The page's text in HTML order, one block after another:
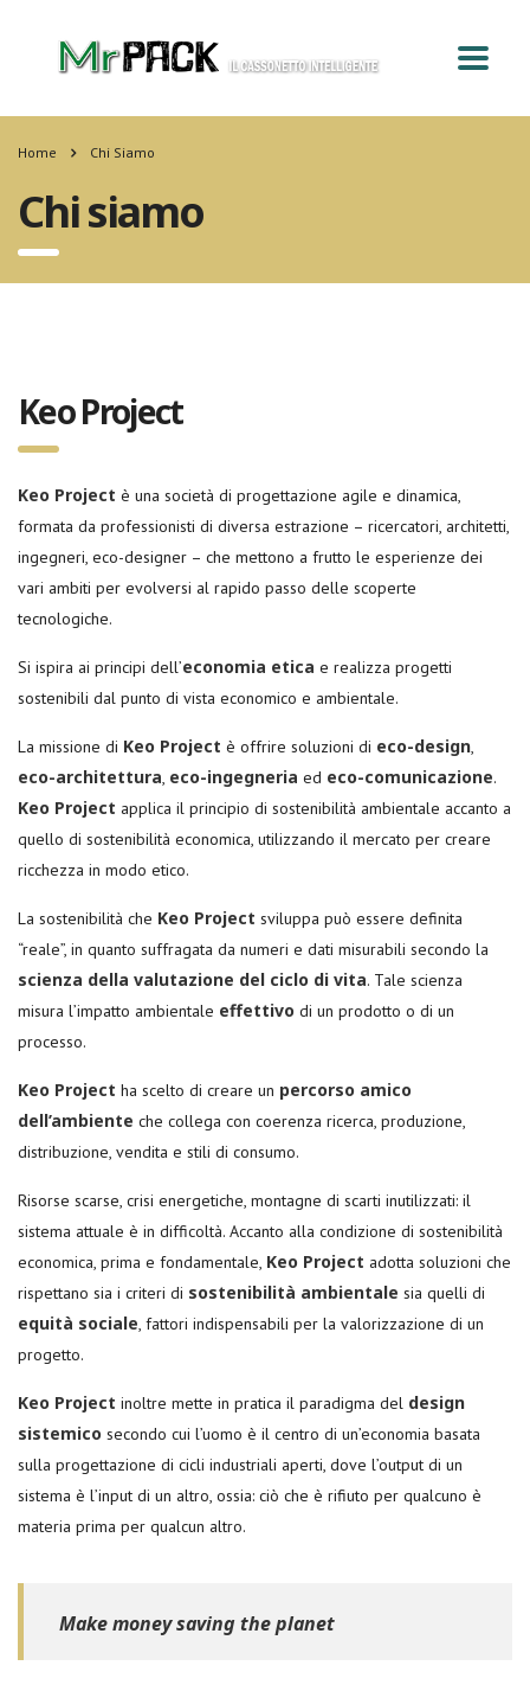
Home Chi Siamo
Chi siamo
Keo Project
Keo Project è una società di progettazione agile e dinamica,
formata da professionisti di diversa estrazione – ricercatori, architetti,
ingegneri, eco-designer – che mettono a frutto le esperienze dei
vari ambiti per evolversi al rapido passo delle scoperte
tecnologiche.
Si ispira ai principi dell’economia etica e realizza progetti
sostenibili dal punto di vista economico e ambientale.
La missione di Keo Project è offrire soluzioni di eco-design
eco-architettura eco-ingegneria ed eco-comunicazione.
Keo Project applica il principio di sostenibilità ambientale accanto a
quello di sostenibilità economica, utilizzando il mercato per creare
ricchezza in modo etico.
La sostenibilità che Keo Project sviluppa può essere definita
“reale”, in quanto suffragata da numeri e dati misurabili secondo la
scienza della valutazione del ciclo di vita. Tale scienza
misura l’impatto ambientale effettivo di un prodotto o di un
processo.
Keo Project ha scelto di creare un percorso amico
dell’ambiente che collega con coerenza ricerca, produzione,
distribuzione, vendita e stili di consumo.
Risorse scarse, crisi energetiche, montagne di scarti inutilizzati: il
sistema attuale è in difficoltà. Accanto alla condizione di sostenibilità
economica, prima e fondamentale, Keo Project adotta soluzioni che
rispettano sia i criteri di sostenibilità ambientale sia quelli di
equità sociale , fattori indispensabili per la valorizzazione di un
progetto.
Keo Project inoltre mette in pratica il paradigma del design
sistemico secondo cui l’uomo è il centro di un’economia basata
sulla progettazione di cicli industriali aperti, dove l’output di un
sistema è l’input di un altro, ossia: ciò che è rifiuto per qualcuno è
materia prima per qualcun altro.
Make money saving the planet